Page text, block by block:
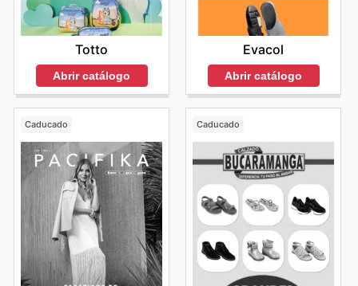
Totto
Abrir catálogo
Evacol
Abrir catálogo
Caducado Caducado